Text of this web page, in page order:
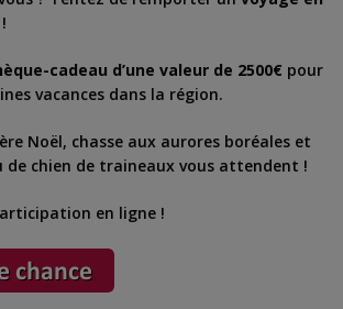
!
cadeau d’une valeur de 2500€ pour
vacances dans la région.
Noël, chasse aux aurores boréales et
de chien de traineaux vous attendent !
en ligne !